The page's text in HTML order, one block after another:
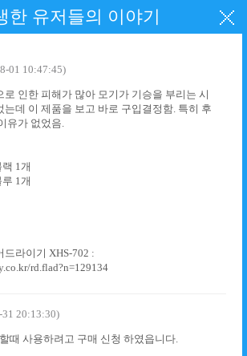
한 유저들의 이야기
01 10:47:45)
로 인한 피해가 많아 모기가 기승을 부리는 시
는데 이 제품을 보고 바로 구입결정함. 특히 후
유가 없었음.
1개
1개
드라이기 XHS-702 :
rd.flad?n=129134
31 20:13:30)
때 사용하려고 구매 신청 하였읍니다.